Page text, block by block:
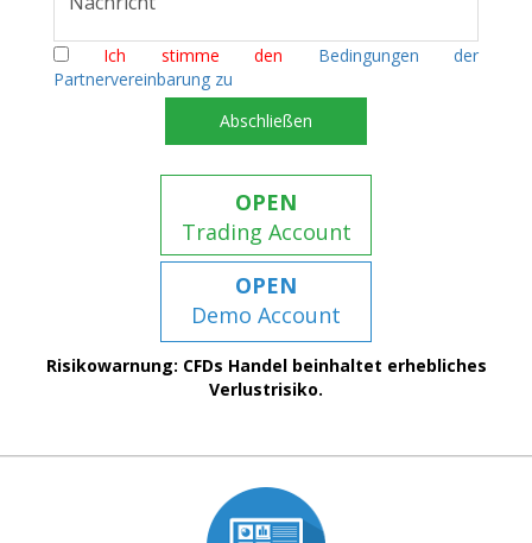
Ich stimme den Bedingungen der
Partnervereinbarung zu
Abschließen
OPEN
Trading Account
OPEN
Demo Account
Risikowarnung: CFDs Handel beinhaltet erhebliches
Verlustrisiko.